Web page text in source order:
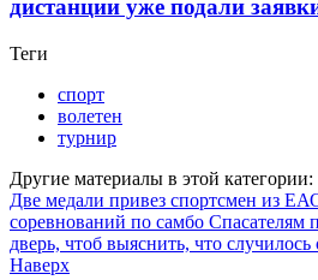
дистанции уже подали
Теги
спорт
волетен
турнир
Другие материалы в этой категории:
Две медали привез спортсмен из
соревнований по самбо Спасателям
дверь, чтоб выяснить, что
Наверх